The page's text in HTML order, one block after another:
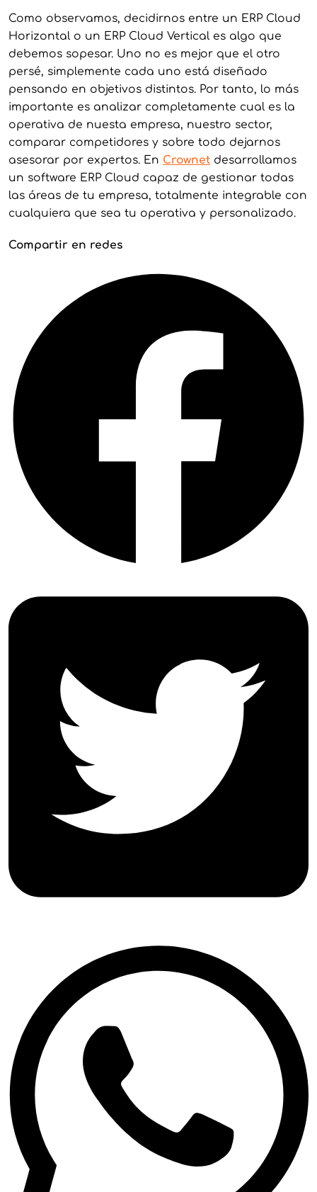
Como observamos, decidirnos entre un ERP Cloud
Horizontal o un ERP Cloud Vertical es algo que
debemos sopesar. Uno no es mejor que el otro
persé, simplemente cada uno está diseñado
pensando en objetivos distintos. Por tanto, lo más
importante es analizar completamente cual es la
operativa de nuesta empresa, nuestro sector,
comparar competidores y sobre todo dejarnos
asesorar por expertos. En Crownetdesarrollamos
un software ERP Cloud capaz de gestionar todas
las áreas de tu empresa, totalmente integrable con
cualquiera que sea tu operativa y personalizado.
Compartir en redes